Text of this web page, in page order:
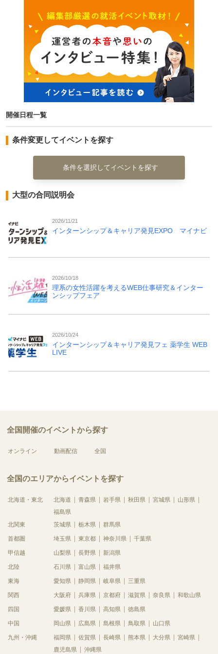
開催日程一覧
条件変更してイベントを探す
条件を選択してイベントを探す
大型の合同説明会
2026/11/21
インターンシップ＆キャリア発見EXPO マイナビ
2026/10/18
理系の女性活躍を考えるWEB仕事研究＆インター
ンシップフェア
2026/10/24
インターンシップ＆キャリア発見フェ 薬学生 WEB
LIVE
全国開催のイベントから探す
オンライン 動画配信 全国
全国のエリアからイベントを探す
北海道・東北 北海道 青森県 岩手県 秋田県 宮城県
山形県
福島県
北関東
茨城県 栃木県 群馬県
首都圏 埼玉県 東京都 神奈川県 千葉県
甲信越 山梨県 長野県 新潟県
北陸 石川県 富山県 福井県
東海 愛知県 静岡県 岐阜県 三重県
関西 大阪府 兵庫県 京都府 滋賀県 奈良県 和歌山県
四国 愛媛県 香川県 高知県 徳島県
中国 岡山県 広島県 島根県 鳥取県 山口県
九州・沖縄 福岡県 佐賀県 長崎県 熊本県 大分県
宮崎県
鹿児島県
沖縄県